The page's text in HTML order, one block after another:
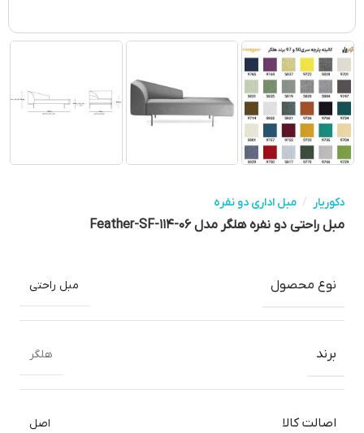
دکوریار / مبل اداری دو نفره
مبل راحتی دو نفره هلگر مدل Feather-SF-۱۱۴-۰۶
نوع محصول مبل راحتی
برند هلگر
اصالت کالا اصل